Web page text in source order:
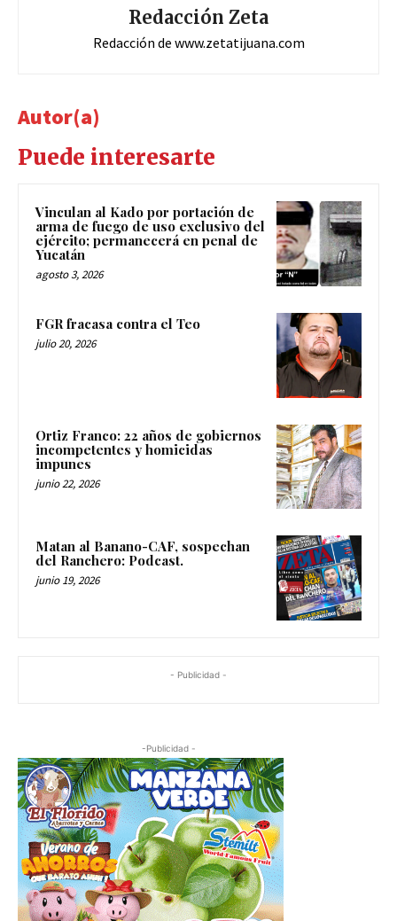
Redacción Zeta
Redacción de www.zetatijuana.com
Autor(a)
Puede interesarte
Vinculan al Kado por portación de
arma de fuego de uso exclusivo del
ejército; permanecerá en penal de
Yucatán
agosto 3, 2026
FGR fracasa contra el Teo
julio 20, 2026
Ortiz Franco: 22 años de gobiernos
incompetentes y homicidas
impunes
junio 22, 2026
Matan al Banano-CAF, sospechan
del Ranchero: Podcast.
junio 19, 2026
- Publicidad -
-Publicidad -